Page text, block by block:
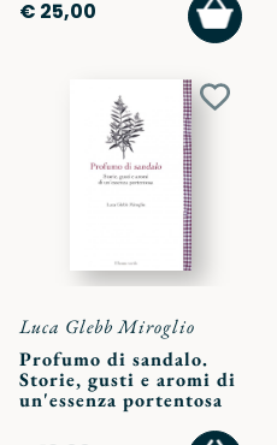
€ 25,00
AL
Luca Glebb Miroglio
Profumo di sandalo.
Storie, gusti e aromi di
un'essenza portentosa